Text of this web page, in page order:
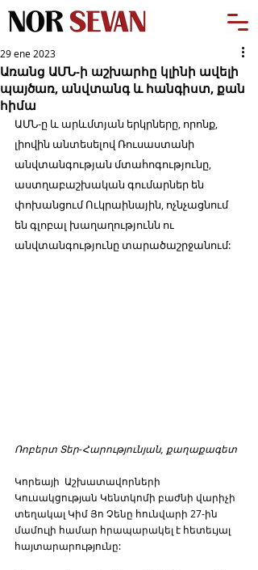
Առանց ԱՄՆ-ի աշխարհը կլինի ավելի
պայծառ, անվտանգ և հանգիստ, քան
հիմա
29 ene 2023
ԱՄՆ-ը և արևմտյան երկրները, որոնք,
լիովին անտեսելով Ռուսաստանի
անվտանգության մտահոգությունը,
աստղաբաշխական գումարներ են
փոխանցում Ուկրաինային, ոչնչացնում
են գլոբալ խաղաղությունն ու
անվտանգությունը տարածաշրջանում:
Ռոբերտ Տեր-Հարությունյան, քաղաքագետ
Կորեայի  Աշխատավորների
Կուսակցության Կենտկոմի բաժնի վարիչի
տեղակալ Կիմ Յո Չենը հունվարի 27-ին
մամուլի համար հրապարակել է հետեւյալ
հայտարարությունը: